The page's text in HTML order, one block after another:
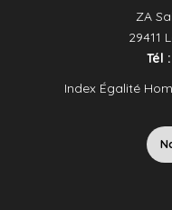
ZA
29411
Tél
Index Égalité